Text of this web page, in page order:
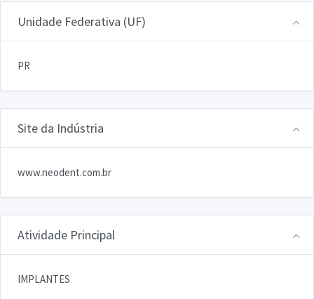
Unidade Federativa (UF)
PR
Site da Indústria
www.neodent.com.br
Atividade Principal
IMPLANTES